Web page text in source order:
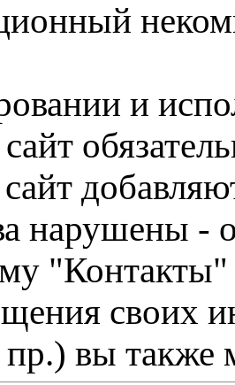
и
нарушены -
"Контакты"
своих
вы также